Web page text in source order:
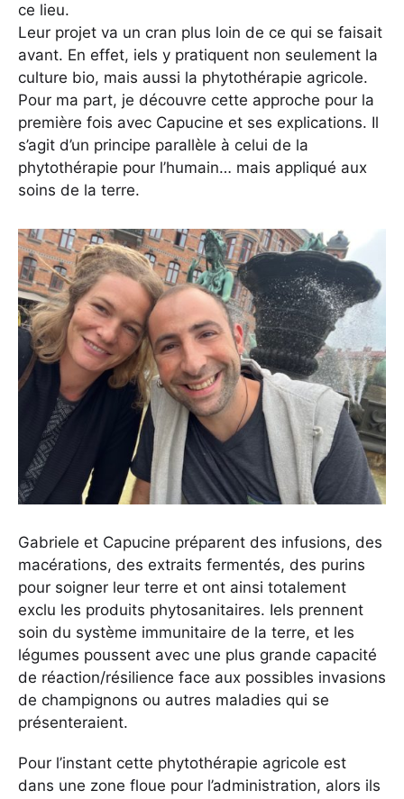
ce lieu.
Leur projet va un cran plus loin de ce qui se faisait
avant. En effet, iels y pratiquent non seulement la
culture bio, mais aussi la phytothérapie agricole.
Pour ma part, je découvre cette approche pour la
première fois avec Capucine et ses explications. Il
s’agit d’un principe parallèle à celui de la
phytothérapie pour l’humain… mais appliqué aux
soins de la terre.
Gabriele et Capucine préparent des infusions, des
macérations, des extraits fermentés, des purins
pour soigner leur terre et ont ainsi totalement
exclu les produits phytosanitaires. Iels prennent
soin du système immunitaire de la terre, et les
légumes poussent avec une plus grande capacité
de réaction/résilience face aux possibles invasions
de champignons ou autres maladies qui se
présenteraient.
Pour l’instant cette phytothérapie agricole est
dans une zone floue pour l’administration, alors ils